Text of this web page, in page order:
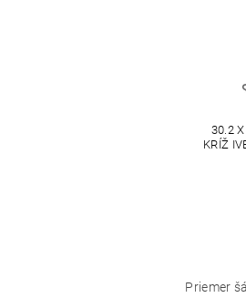
30.2
KRÍŽ
Priemer